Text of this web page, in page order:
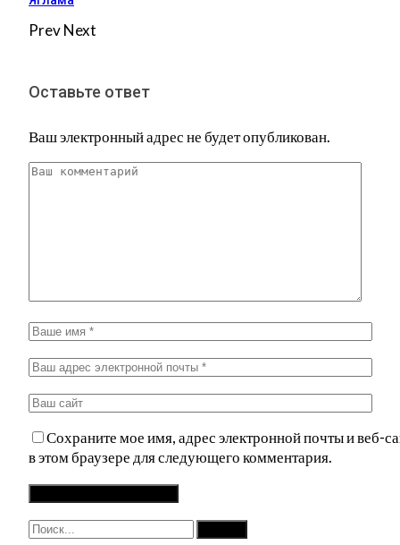
PrevNext
Оставьте ответ
Ваш электронный адрес не будет опубликован.
Сохраните мое имя, адрес электронной почты и веб-
в этом браузере для следующего комментария.